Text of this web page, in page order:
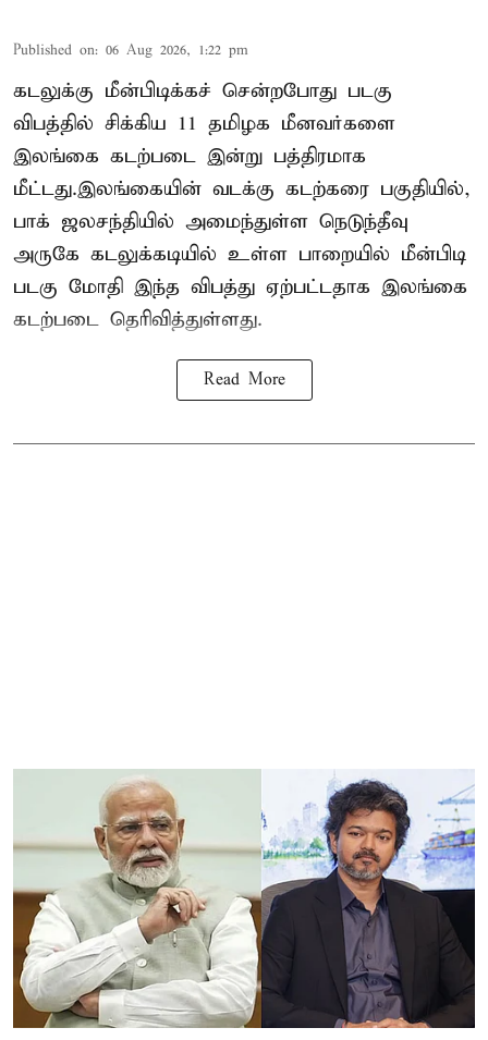
Published on: 06 Aug 2026, 1:22 pm
கடலுக்கு மீன்பிடிக்கச் சென்றபோது படகு
விபத்தில் சிக்கிய 11 தமிழக மீனவர்களை
இலங்கை கடற்படை இன்று பத்திரமாக
மீட்டது.இலங்கையின் வடக்கு கடற்கரை பகுதியில்,
பாக் ஜலசந்தியில் அமைந்துள்ள நெடுந்தீவு
அருகே கடலுக்கடியில் உள்ள பாறையில் மீன்பிடி
படகு மோதி இந்த விபத்து ஏற்பட்டதாக இலங்கை
கடற்படை தெரிவித்துள்ளது.
Read More